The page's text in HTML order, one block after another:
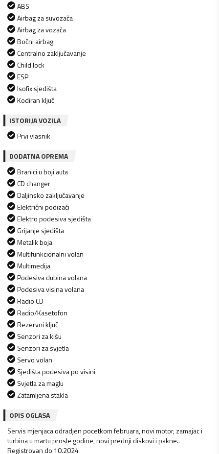
ABS
Airbag za suvozača
Airbag za vozača
Bočni airbag
Centralno zaključavanje
Child lock
ESP
Isofix sjedišta
Kodiran ključ
ISTORIJA VOZILA
Prvi vlasnik
DODATNA OPREMA
Branici u boji auta
CD changer
Daljinsko zaključavanje
Električni podizači
Elektro podesiva sjedišta
Grijanje sjedišta
Metalik boja
Multifunkcionalni volan
Multimedija
Podesiva dubina volana
Podesiva visina volana
Radio CD
Radio/Kasetofon
Rezervni ključ
Senzori za kišu
Senzori za svjetla
Servo volan
Sjedišta podesiva po visini
Svjetla za maglu
Zatamljena stakla
OPIS OGLASA
Servis mjenjaca odradjen pocetkom februara, novi motor, zamajac i
turbina u martu prosle godine, novi prednji diskovi i pakne..
Registrovan do 10.2024